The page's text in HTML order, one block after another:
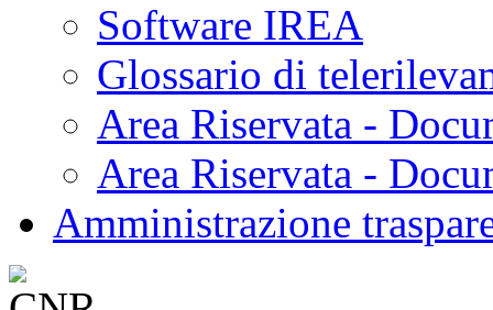
Software IREA
Glossario di
Area Riservata -
Area Riservata -
Amministrazione